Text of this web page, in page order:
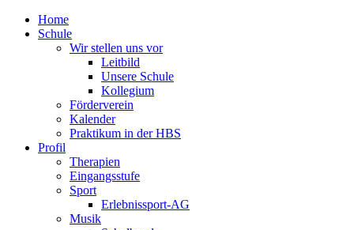
Home
Schule
Wir stellen uns vor
Leitbild
Unsere Schule
Kollegium
Förderverein
Kalender
Praktikum in der HBS
Profil
Therapien
Eingangsstufe
Sport
Erlebnissport-AG
Musik